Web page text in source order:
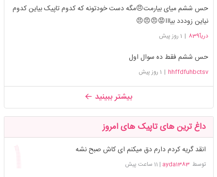
حس ششم میای بیارمت😠مگه دست خودتونه که کدوم تاپیک بیاین کدوم
نیاین زوددد بیااا😡😠😠😠
دریآ839 | 1 روز پیش
حس ششم فقط ده سوال اول
hhffdfuhbctsv
| 1 روز پیش
بیشتر ببینید
داغ ترین های تاپیک های امروز
انقد گریه کردم دارم دق میکنم ای کاش صبح نشه
توسطayda1383
| 11 ساعت پیش